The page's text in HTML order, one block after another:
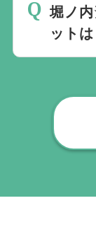
前確認
堀ノ
ット
のため
振れし